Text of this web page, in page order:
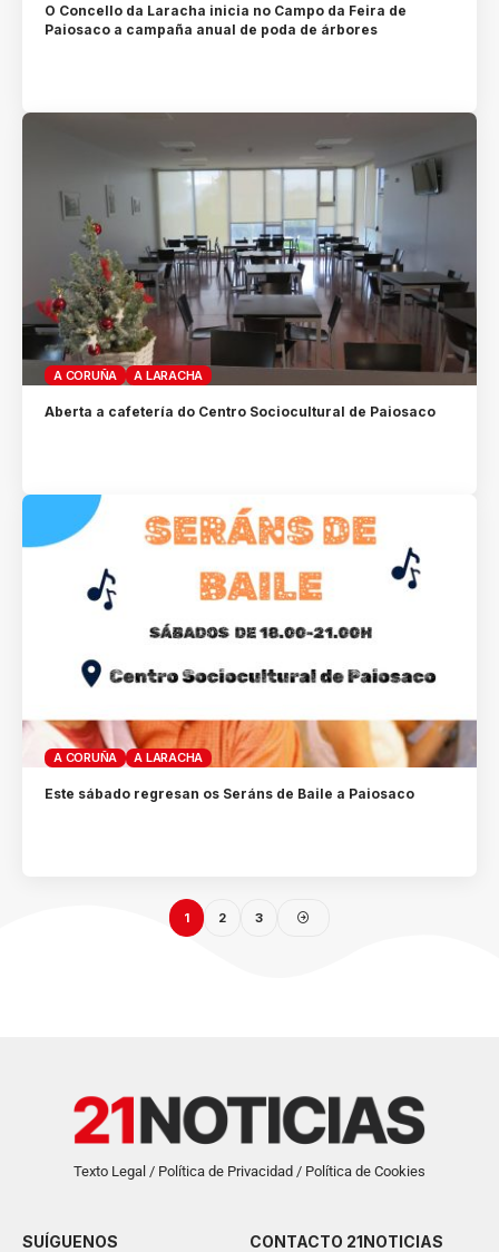
O Concello da Laracha inicia no Campo da Feira de
Paiosaco a campaña anual de poda de árbores
A CORUÑA A LARACHA
Aberta a cafetería do Centro Sociocultural de Paiosaco
A CORUÑA A LARACHA
Este sábado regresan os Seráns de Baile a Paiosaco
1 2 3
Texto Legal / Política de Privacidad / Política de Cookies
SUÍGUENOS CONTACTO 21NOTICIAS